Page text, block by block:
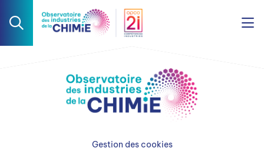
Gestion des cookies